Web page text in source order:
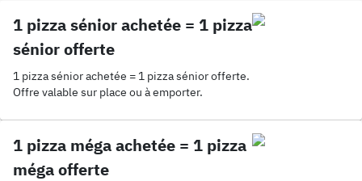
1 pizza sénior achetée = 1 pizza
sénior offerte
1 pizza sénior achetée = 1 pizza sénior offerte.
Offre valable sur place ou à emporter.
1 pizza méga achetée = 1 pizza
méga offerte